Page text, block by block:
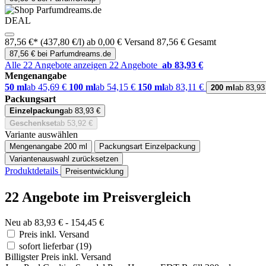
DEAL
87,56 €* (437,80 €/l) ab 0,00 € Versand 87,56 € Gesamt
87,56 € bei Parfumdreams.de
Alle 22 Angebote anzeigen 22 Angebote ab 83,93 €
Mengenangabe
50 mlab 45,69 € 100 mlab 54,15 € 150 mlab 83,11 € 200 ml ab
Packungsart
Einzelpackungab 83,93 €
Geschenksetab 53,92 €
Variante auswählen
Mengenangabe 200 ml Packungsart Einzelpackung
Variantenauswahl zurücksetzen
Produktdetails Preisentwicklung
22 Angebote im Preisvergleich
Neu ab 83,93 € - 154,45 €
Preis inkl. Versand
sofort lieferbar(19)
Billigster Preis inkl. Versand